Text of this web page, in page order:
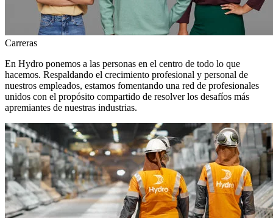
Carreras
En Hydro ponemos a las personas en el centro de todo lo que
hacemos. Respaldando el crecimiento profesional y personal de
nuestros empleados, estamos fomentando una red de profesionales
unidos con el propósito compartido de resolver los desafíos más
apremiantes de nuestras industrias.